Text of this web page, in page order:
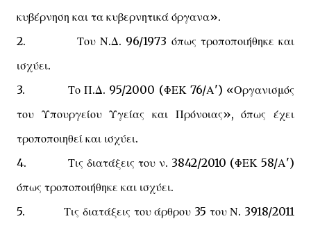
κυβέρνηση και τα κυβερνητικά όργανα».
2. Του Ν.Δ. 96/1973 όπως τροποποιήθηκε και
ισχύει.
3. Το Π.Δ. 95/2000 (ΦΕΚ 76/Α') «Οργανισμός
του Υπουργείου Υγείας και Πρόνοιας», όπως έχει
τροποποιηθεί και ισχύει.
4. Τις διατάξεις του ν. 3842/2010 (ΦΕΚ 58/Α')
όπως τροποποιήθηκε και ισχύει.
5. Τις διατάξεις του άρθρου 35 του Ν. 3918/2011